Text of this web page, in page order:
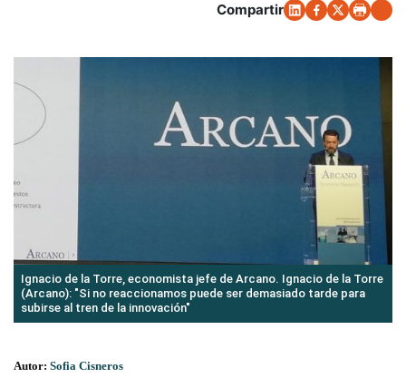
Compartir
Ignacio de la Torre, economista jefe de Arcano. Ignacio de la Torre
(Arcano): "Si no reaccionamos puede ser demasiado tarde para
subirse al tren de la innovación"
Autor: Sofia Cisneros